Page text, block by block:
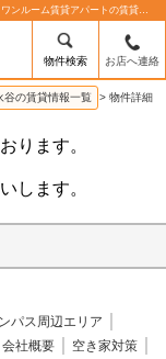
ウィンズ上永谷Ｃ棟（神奈川県横浜市港南区上永谷３丁目・上永谷駅）ワンルーム賃貸アパートの賃貸物件情報%% | 株式会社ライフサロン横浜
物件検索 お店へ連絡
谷の賃貸情報一覧 > 物件詳細
ります。
します。
パス周辺エリア
会社概要
空き家対策